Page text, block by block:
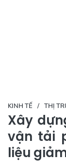
KINH TẾ THỊ
Xây
vận tải
liệu